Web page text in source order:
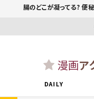
腸のどこが凝ってる? 便
漫画ア
DAILY